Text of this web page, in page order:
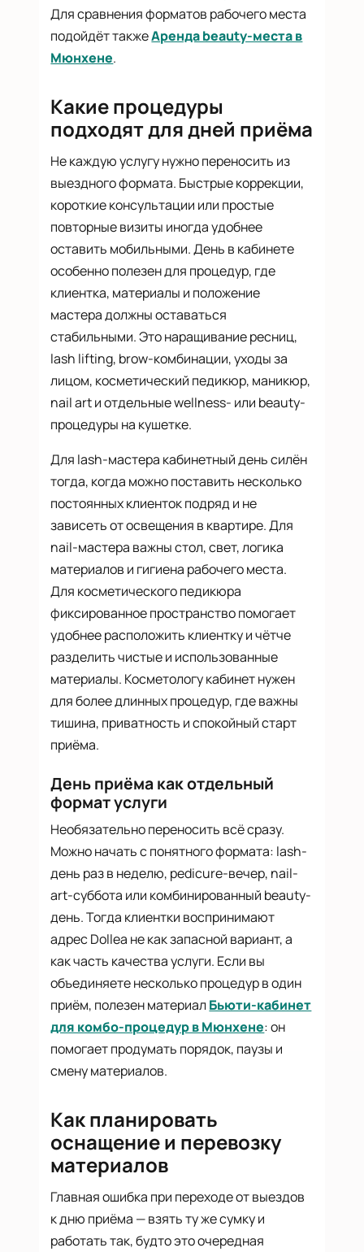
Для сравнения форматов рабочего места
подойдёт такжеАренда beauty-места в
Мюнхене.
Какие процедуры
подходят для дней приёма
Не каждую услугу нужно переносить из
выездного формата. Быстрые коррекции,
короткие консультации или простые
повторные визиты иногда удобнее
оставить мобильными. День в кабинете
особенно полезен для процедур, где
клиентка, материалы и положение
мастера должны оставаться
стабильными. Это наращивание ресниц,
lash lifting, brow-комбинации, уходы за
лицом, косметический педикюр, маникюр,
nail art и отдельные wellness- или beauty-
процедуры на кушетке.
Для lash-мастера кабинетный день силён
тогда, когда можно поставить несколько
постоянных клиенток подряд и не
зависеть от освещения в квартире. Для
nail-мастера важны стол, свет, логика
материалов и гигиена рабочего места.
Для косметического педикюра
фиксированное пространство помогает
удобнее расположить клиентку и чётче
разделить чистые и использованные
материалы. Косметологу кабинет нужен
для более длинных процедур, где важны
тишина, приватность и спокойный старт
приёма.
День приёма как отдельный
формат услуги
Необязательно переносить всё сразу.
Можно начать с понятного формата: lash-
день раз в неделю, pedicure-вечер, nail-
art-суббота или комбинированный beauty-
день. Тогда клиентки воспринимают
адрес Dollea не как запасной вариант, а
как часть качества услуги. Если вы
объединяете несколько процедур в один
приём, полезен материал Бьюти-кабинет
для комбо-процедур в Мюнхене: он
помогает продумать порядок, паузы и
смену материалов.
Как планировать
оснащение и перевозку
материалов
Главная ошибка при переходе от выездов
к дню приёма — взять ту же сумку и
работать так, будто это очередная